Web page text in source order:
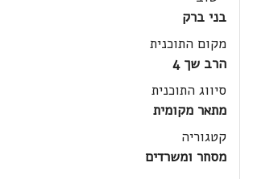
בני ברק
מקום התוכנית
הרב שך 4
סיווג התוכנית
מתאר מקומית
קטגוריה
מסחר ומשרדים